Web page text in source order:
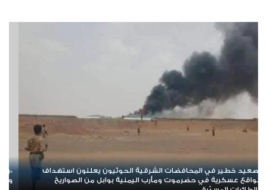
*ردود باهتة للشرعية والتحالف أمام الهجوم الحوثي الدامي في مأرب
وحضرموت*